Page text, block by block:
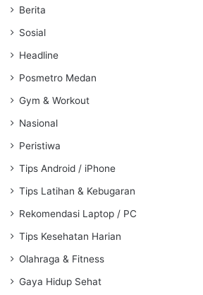
Berita
Sosial
Headline
Posmetro Medan
Gym & Workout
Nasional
Peristiwa
Tips Android / iPhone
Tips Latihan & Kebugaran
Rekomendasi Laptop / PC
Tips Kesehatan Harian
Olahraga & Fitness
Gaya Hidup Sehat